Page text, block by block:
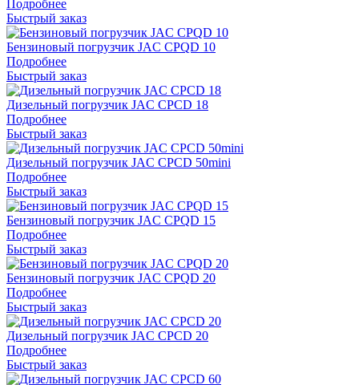
Подробнее
Быстрый заказ
Бензиновый погрузчик JAC CPQD 10
Подробнее
Быстрый заказ
Дизельный погрузчик JAC CPCD 18
Подробнее
Быстрый заказ
Дизельный погрузчик JAC CPCD 50mini
Подробнее
Быстрый заказ
Бензиновый погрузчик JAC CPQD 15
Подробнее
Быстрый заказ
Бензиновый погрузчик JAC CPQD 20
Подробнее
Быстрый заказ
Дизельный погрузчик JAC CPCD 20
Подробнее
Быстрый заказ